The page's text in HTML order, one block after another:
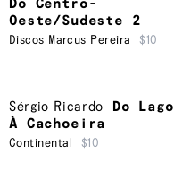
Do Centro-
Oeste/Sudeste 2
Discos Marcus Pereira $10
Sérgio Ricardo
Do Lago
À Cachoeira
Continental $10